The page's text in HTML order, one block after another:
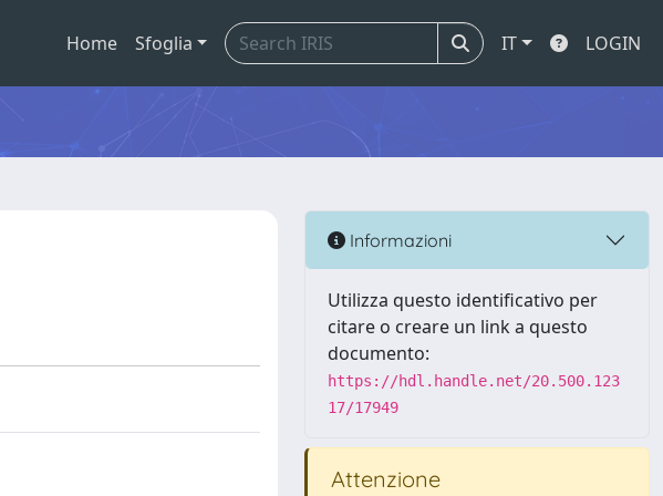
Home Sfoglia IT LOGIN
Informazioni
Utilizza questo identificativo per
citare o creare un link a questo
documento:
https://hdl.handle.net/20.500.123
17/17949
Attenzione